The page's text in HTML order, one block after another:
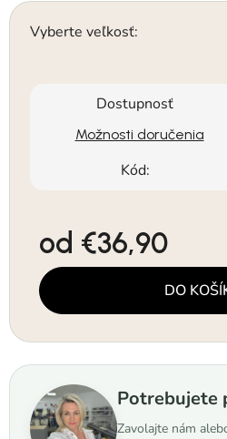
Vyberte veľkosť:
Dostupnosť
Možnosti doručenia
Kód:
od €36,90
Jednotková cena:
DO
Potrebujete
Zavolajte nám